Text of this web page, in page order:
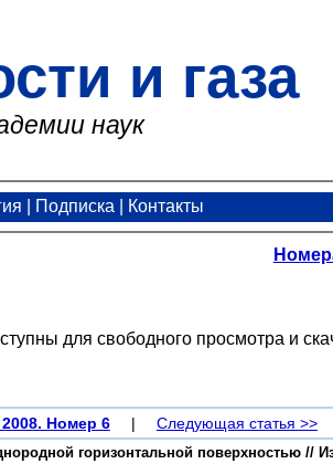
и газа
наук
Подписка Контакты
для свободного просмотра и
2008. Номер 6 | Следующая статья >>
горизонтальной поверхностью //